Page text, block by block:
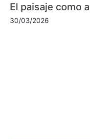
El paisaje como
30/03/2026